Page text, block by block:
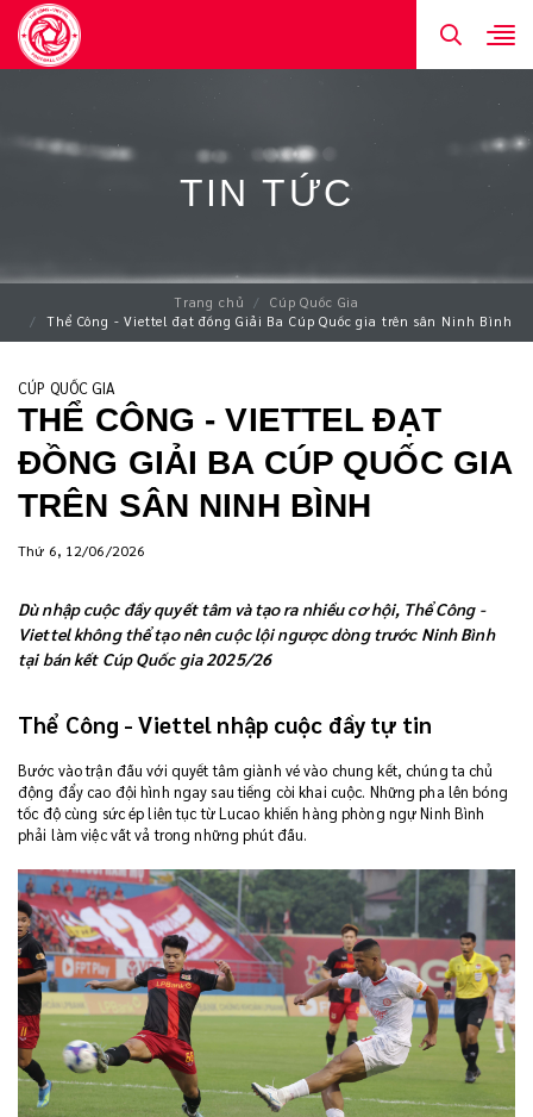
TIN TỨC
Trang chủ
Cúp Quốc Gia
Thể Công - Viettel đạt đồng Giải Ba Cúp Quốc gia trên sân Ninh Bình
CÚP QUỐC GIA
THỂ CÔNG - VIETTEL ĐẠT
ĐỒNG GIẢI BA CÚP QUỐC GIA
TRÊN SÂN NINH BÌNH
Thứ 6, 12/06/2026
Dù nhập cuộc đầy quyết tâm và tạo ra nhiều cơ hội, Thể Công -
Viettel không thể tạo nên cuộc lội ngược dòng trước Ninh Bình
tại bán kết Cúp Quốc gia 2025/26
Thể Công - Viettel nhập cuộc đầy tự tin
Bước vào trận đấu với quyết tâm giành vé vào chung kết, chúng ta chủ
động đẩy cao đội hình ngay sau tiếng còi khai cuộc. Những pha lên bóng
tốc độ cùng sức ép liên tục từ Lucao khiến hàng phòng ngự Ninh Bình
phải làm việc vất vả trong những phút đầu.